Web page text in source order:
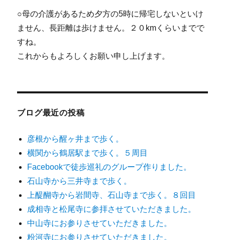
○母の介護があるため夕方の5時に帰宅しないといけ
ません、長距離は歩けません。２０kmくらいまでで
すね。
これからもよろしくお願い申し上げます。
ブログ最近の投稿
彦根から醒ヶ井まで歩く。
横関から鶴居駅まで歩く。５周目
Facebookで徒歩巡礼のグループ作りました。
石山寺から三井寺まで歩く。
上醍醐寺から岩間寺、石山寺まで歩く。８回目
成相寺と松尾寺に参拝させていただきました。
中山寺にお参りさせていただきました。
粉河寺にお参りさせていただきました。